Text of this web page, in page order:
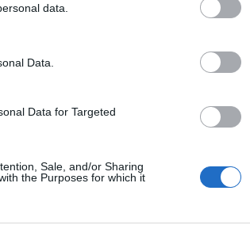
data.
Data.
Data for Targeted
Sale, and/or Sharing
the Purposes for which it
di Reggio
di Reggio
vuole creare un
integrata delle
più solida.